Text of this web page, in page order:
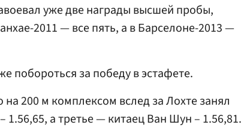
уже две награды высшей пробы,
2011 — все пять, а в Барселоне-2013 —
побороться за победу в эстафете.
200 м комплексом вслед за Лохте занял
1.56,65, а третье — китаец Ван Шун – 1.56,81.